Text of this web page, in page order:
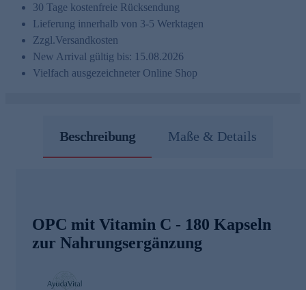
30 Tage kostenfreie Rücksendung
Lieferung innerhalb von 3-5 Werktagen
Zzgl.Versandkosten
New Arrival gültig bis: 15.08.2026
Vielfach ausgezeichneter Online Shop
Beschreibung Maße & Details
OPC mit Vitamin C - 180 Kapseln
zur Nahrungsergänzung